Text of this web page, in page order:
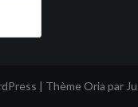
| Thème Oria par